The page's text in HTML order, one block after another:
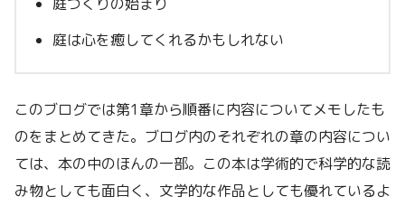
庭は心を癒してくれるかもしれない
このブログでは第1章から順番に内容についてメモしたも
のをまとめてきた。ブログ内のそれぞれの章の内容につい
ては、本の中のほんの一部。この本は学術的で科学的な読
み物としても面白く、文学的な作品としても優れているよ